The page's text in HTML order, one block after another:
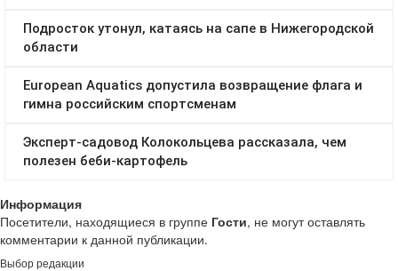
Информация
Посетители, находящиеся в группе Гости, не могут оставлять
комментарии к данной публикации.
Выбор редакции